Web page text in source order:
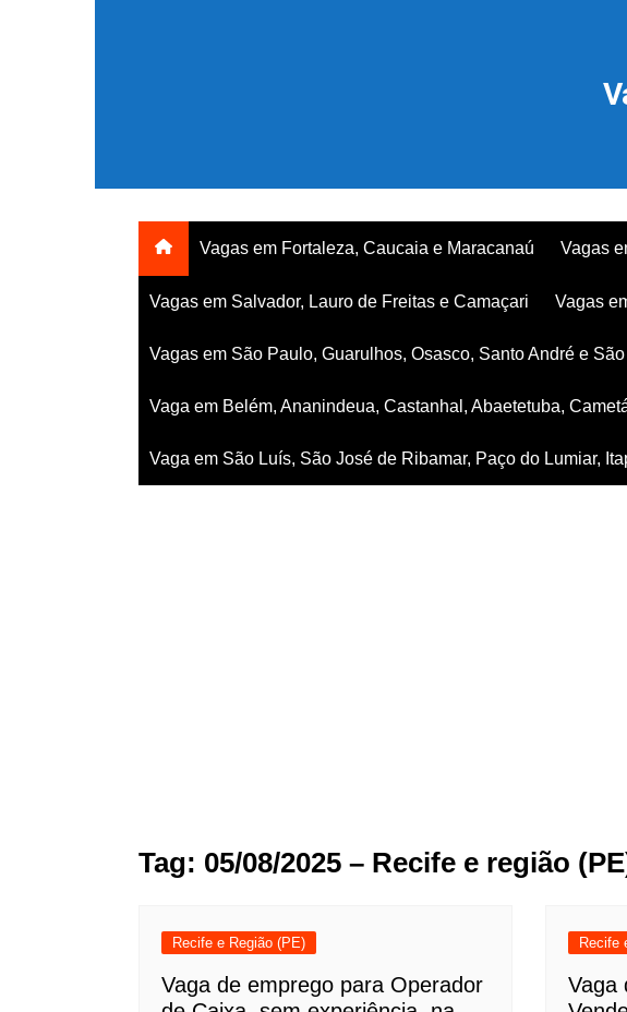
Vagas em Fortaleza, Caucaia e Maracanaú Vagas
Vagas em Salvador, Lauro de Freitas e Camaçari Vagas
Vagas em São Paulo, Guarulhos, Osasco, Santo André e
Vaga em Belém, Ananindeua, Castanhal, Abaetetuba,
Vaga em São Luís, São José de Ribamar, Paço do Lumiar,
Tag: 05/08/2025 – Recife e região
Recife e Região (PE)
Vaga de emprego para Operador
Recife
Vaga